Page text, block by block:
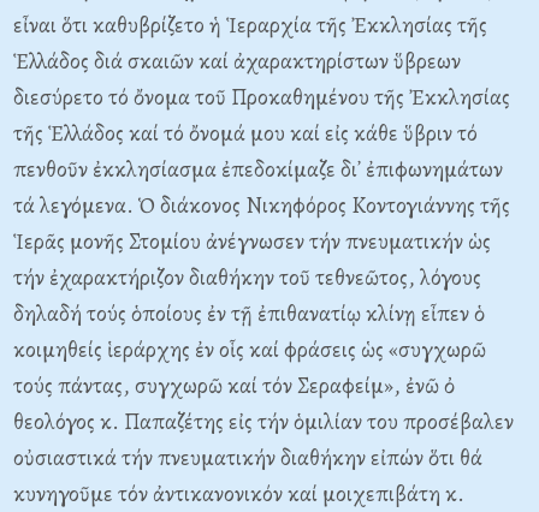
εἶναι ὅτι καθυβρίζετο ἡ Ἱεραρχία τῆς Ἐκκλησίας τῆς
Ἑλλάδος διά σκαιῶν καί ἀχαρακτηρίστων ὕβρεων
διεσύρετο τό ὄνομα τοῦ Προκαθημένου τῆς Ἐκκλησίας
τῆς Ἑλλάδος καί τό ὄνομά μου καί εἰς κάθε ὕβριν τό
πενθοῦν ἐκκλησίασμα ἐπεδοκίμαζε δι᾽ ἐπιφωνημάτων
τά λεγόμενα. Ὁ διάκονος Nικηφόρος Kοντογιάννης τῆς
Ἱερᾶς μονῆς Στομίου ἀνέγνωσεν τήν πνευματικήν ὡς
τήν ἐχαρακτήριζον διαθήκην τοῦ τεθνεῶτος, λόγους
δηλαδή τούς ὁποίους ἐν τῇ ἐπιθανατίῳ κλίνῃ εἶπεν ὁ
κοιμηθείς ἱεράρχης ἐν οἷς καί φράσεις ὡς «συγχωρῶ
τούς πάντας, συγχωρῶ καί τόν Σεραφείμ», ἐνῶ ὀ
θεολόγος κ. Παπαζέτης εἰς τήν ὁμιλίαν του προσέβαλεν
οὐσιαστικά τήν πνευματικήν διαθήκην εἰπών ὅτι θά
κυνηγοῦμε τόν ἀντικανονικόν καί μοιχεπιβάτη κ.